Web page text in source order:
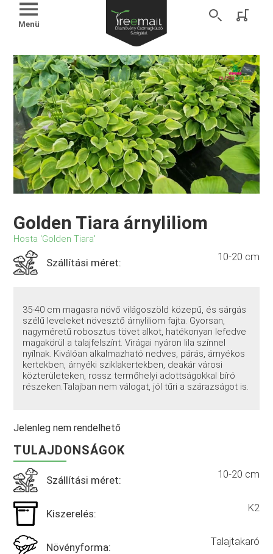
Menü
Golden Tiara árnyliliom
Hosta 'Golden Tiara'
Szállítási méret: 10-20 cm
35-40 cm magasra növő világoszöld közepű, és sárgás
szélű leveleket növesztő árnyliliom fajta. Gyorsan,
nagyméretű robosztus tövet alkot, hatékonyan lefedve
magakörül a talajfelszínt. Virágai nyáron lila színnel
nyílnak. Kiválóan alkalmazható nedves, párás, árnyékos
kertekben, árnyéki sziklakertekben, deakár városi
közterületeken, rossz termőhelyi adottságokkal bíró
részeken.Talajban nem válogat, jól tűri a szárazságot is.
Jelenleg nem rendelhető
TULAJDONSÁGOK
Szállítási méret: 10-20 cm
Kiszerelés: K2
Növényforma: Talajtakaró